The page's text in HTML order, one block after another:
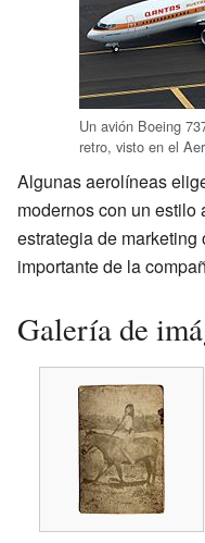
Un avión Boeing
retro, visto en el
Algunas aerolíneas
modernos con un estilo
estrategia de
importante de la
Galería de